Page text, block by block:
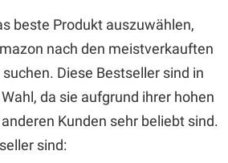
beste Produkt auszuwählen,
nach den meistverkauften
Diese Bestseller sind in
da sie aufgrund ihrer hohen
Kunden sehr beliebt sind.
sind: